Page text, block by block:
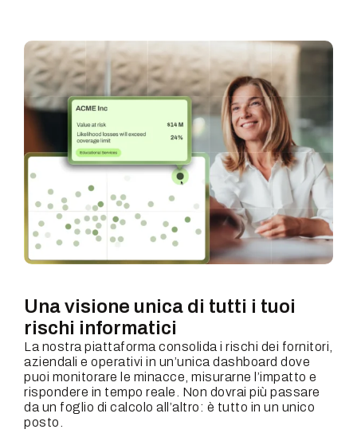
Una visione unica di tutti i tuoi
rischi informatici
La nostra piattaforma consolida i rischi dei fornitori,
aziendali e operativi in un’unica dashboard dove
puoi monitorare le minacce, misurarne l’impatto e
rispondere in tempo reale. Non dovrai più passare
da un foglio di calcolo all’altro: è tutto in un unico
posto.